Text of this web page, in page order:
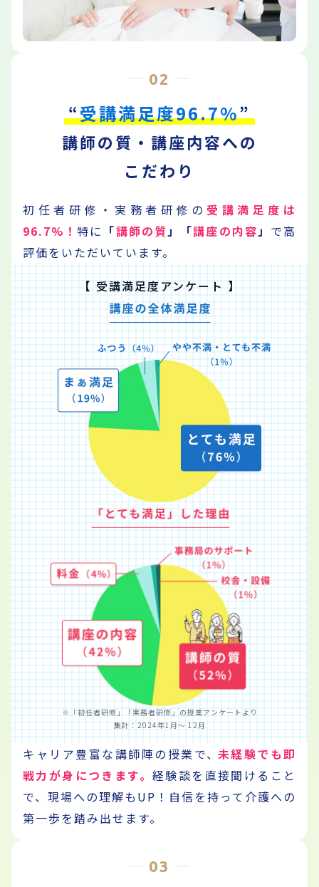
02
“受講満足度96.7%”
講師の質・講座内容への
こだわり
初任者研修・実務者研修の 受講満足度は
96.7%！ 特に 「講師の質」 「講座の内容」 で高
評価をいただいています。
【 受講満足度アンケート 】
※「初任者研修」「実務者研修」の授業アンケートより
集計：2024年1月～ 12月
キャリア豊富な講師陣の授業で、未経験でも即
戦力が身につきます。 経験談を直接聞けること
で、現場への理解もUP！ 自信を持って介護への
第一歩を踏み出せます。
03